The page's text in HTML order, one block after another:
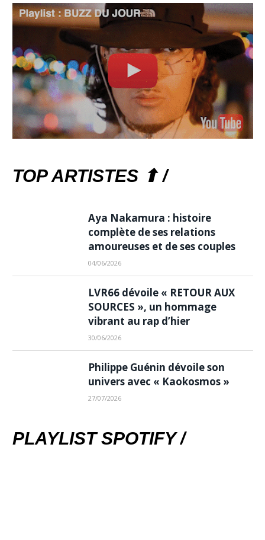
TOP ARTISTES ⬆ /
Aya Nakamura : histoire
complète de ses relations
amoureuses et de ses couples
04/06/2026
LVR66 dévoile « RETOUR AUX
SOURCES », un hommage
vibrant au rap d’hier
30/06/2026
Philippe Guénin dévoile son
univers avec « Kaokosmos »
27/07/2026
PLAYLIST SPOTIFY /